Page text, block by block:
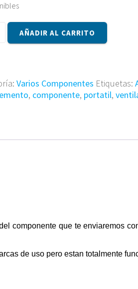
AÑADIR AL CARRITO
Varios Componentes Etiquetas:
, componente, portatil,
componente que te enviaremos
de uso pero estan totalmente